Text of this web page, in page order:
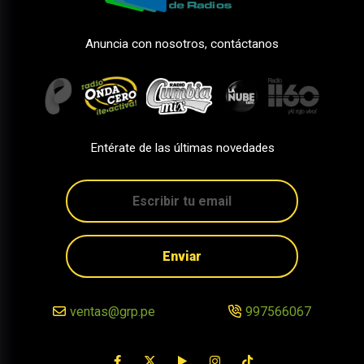
Anuncia con nosotros, contáctanos
Entérate de las últimas novedades
Enviar
ventas@grp.pe 997566067